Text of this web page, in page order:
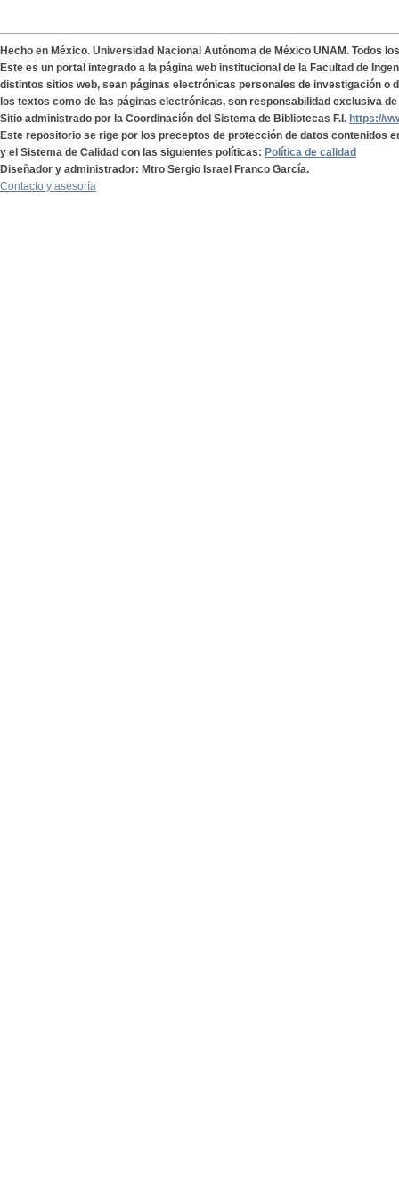
Hecho en México. Universidad Nacional Autónoma de México UNAM. Todos
Este es un portal integrado a la página web institucional de la Facultad de
distintos sitios web, sean páginas electrónicas personales de investigación o
los textos como de las páginas electrónicas, son responsabilidad exclusiva
Sitio administrado por la Coordinación del Sistema de Bibliotecas F.I. https://
Este repositorio se rige por los preceptos de protección de datos contenidos
y el Sistema de Calidad con las siguientes políticas: Política de calidad
Diseñador y administrador: Mtro Sergio Israel Franco García.
Contacto y asesoría